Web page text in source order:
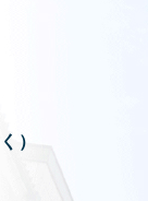
）